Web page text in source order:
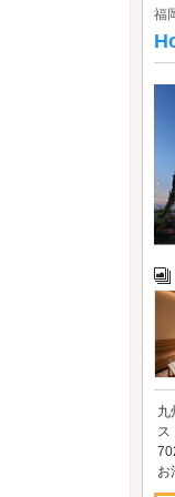
福
九
ス
お